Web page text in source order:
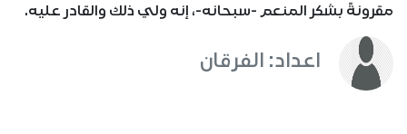
مقرونةً بشكر المنعم -سبحانه-، إنه ولي ذلك والقادر عليه.
اعداد: الفرقان